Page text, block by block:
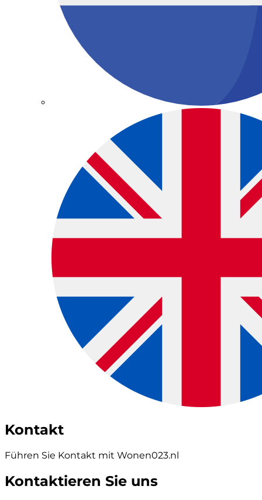
Kontakt
Führen Sie Kontakt mit Wonen023.nl
Kontaktieren Sie uns